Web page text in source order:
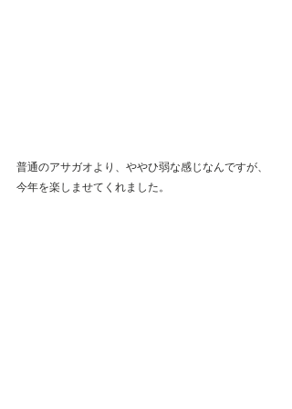
普通のアサガオより、ややひ弱な感じなんですが、
今年を楽しませてくれました。